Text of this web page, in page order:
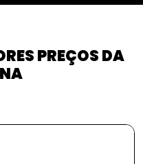
PREÇOS DA